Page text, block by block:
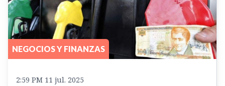
NEGOCIOS Y FINANZAS
2:59 PM 11 jul. 2025